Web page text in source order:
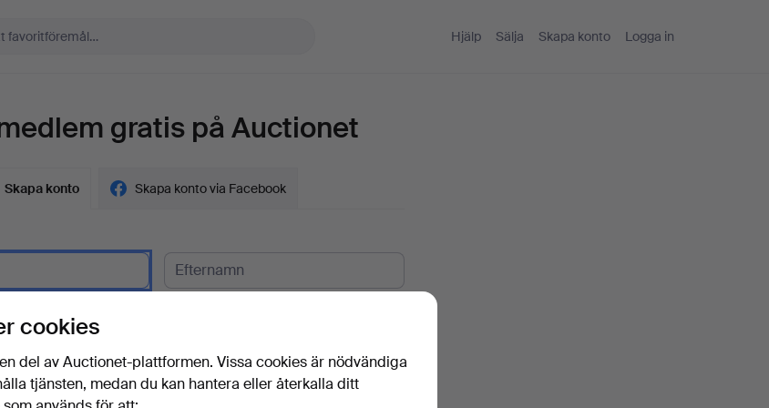
Hjälp Sälja Skapa konto Logga in
gratis på Auctionet
Skapa konto Skapa konto via Facebook
cookies
del av Auctionet-plattformen. Vissa cookies är nödvändiga
tjänsten, medan du kan hantera eller återkalla ditt